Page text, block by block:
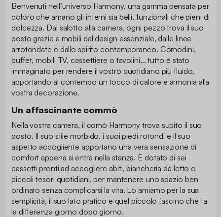
Benvenuti nell’universo Harmony, una gamma pensata per
coloro che amano gli interni sia belli, funzionali che pieni di
dolcezza. Dal salotto alla camera, ogni pezzo trova il suo
posto grazie a mobili dal design essenziale, dalle linee
arrotondate e dallo spirito contemporaneo. Comodini,
buffet, mobili TV, cassettiere o tavolini... tutto è stato
immaginato per rendere il vostro quotidiano più fluido,
apportando al contempo un tocco di calore e armonia alla
vostra decorazione.
Un affascinante commò
Nella vostra camera, il comò Harmony trova subito il suo
posto. Il suo stile morbido, i suoi piedi rotondi e il suo
aspetto accogliente apportano una vera sensazione di
comfort appena si entra nella stanza. È dotato di sei
cassetti pronti ad accogliere abiti, biancheria da letto o
piccoli tesori quotidiani, per mantenere uno spazio ben
ordinato senza complicarsi la vita. Lo amiamo per la sua
semplicità, il suo lato pratico e quel piccolo fascino che fa
la differenza giorno dopo giorno.